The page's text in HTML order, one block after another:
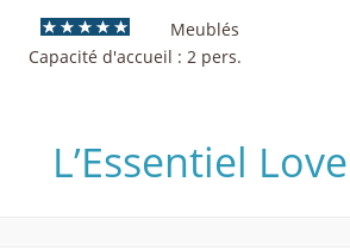
Meublés
Capacité d'accueil : 2 pers.
L’Essentiel Love